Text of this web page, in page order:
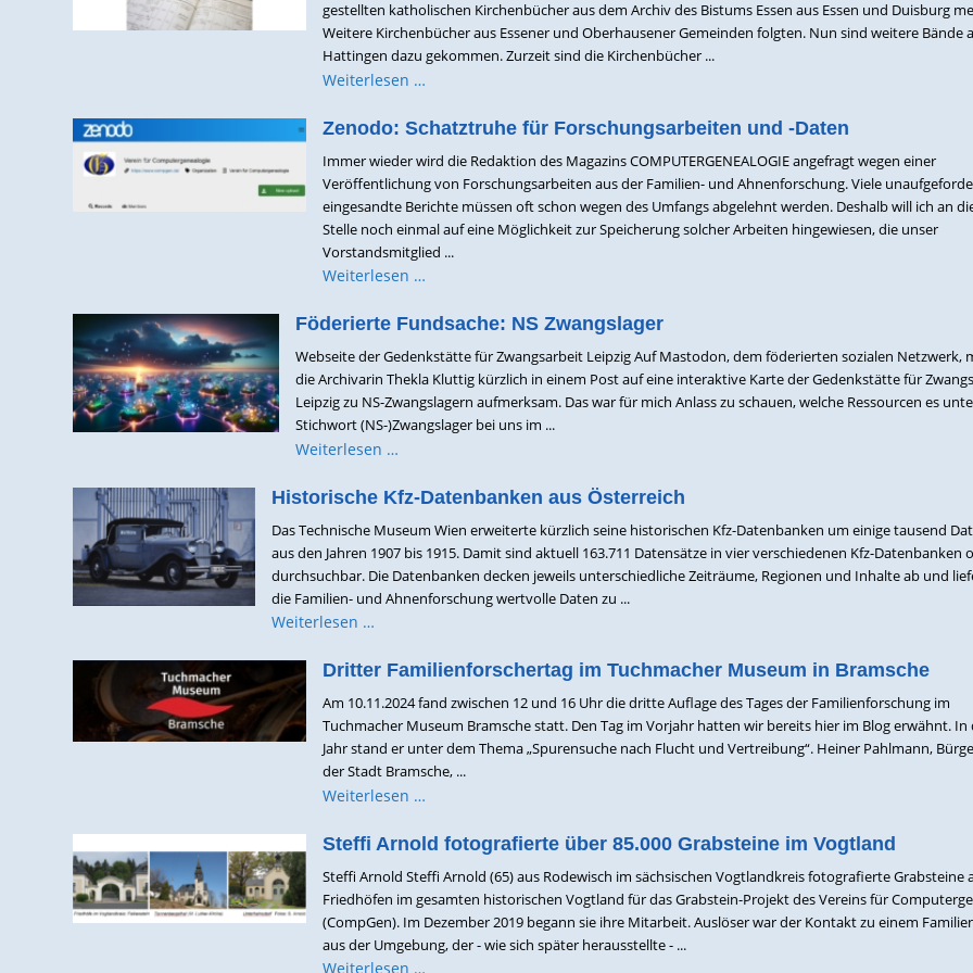
gestellten katholischen Kirchenbücher aus dem Archiv des Bistums Essen aus Essen und Duisburg
Weitere Kirchenbücher aus Essener und Oberhausener Gemeinden folgten. Nun sind weitere Bände
Hattingen dazu gekommen. Zurzeit sind die Kirchenbücher ...
Weiterlesen …
Zenodo: Schatztruhe für Forschungsarbeiten und -Daten
Immer wieder wird die Redaktion des Magazins COMPUTERGENEALOGIE angefragt wegen einer
Veröffentlichung von Forschungsarbeiten aus der Familien- und Ahnenforschung. Viele
eingesandte Berichte müssen oft schon wegen des Umfangs abgelehnt werden. Deshalb will ich an
Stelle noch einmal auf eine Möglichkeit zur Speicherung solcher Arbeiten hingewiesen, die unser
Vorstandsmitglied ...
Weiterlesen …
Föderierte Fundsache: NS Zwangslager
Webseite der Gedenkstätte für Zwangsarbeit Leipzig Auf Mastodon, dem föderierten sozialen Netzwerk,
die Archivarin Thekla Kluttig kürzlich in einem Post auf eine interaktive Karte der Gedenkstätte für
Leipzig zu NS-Zwangslagern aufmerksam. Das war für mich Anlass zu schauen, welche Ressourcen es
Stichwort (NS-)Zwangslager bei uns im ...
Weiterlesen …
Historische Kfz-Datenbanken aus Österreich
Das Technische Museum Wien erweiterte kürzlich seine historischen Kfz-Datenbanken um einige tausend
aus den Jahren 1907 bis 1915. Damit sind aktuell 163.711 Datensätze in vier verschiedenen Kfz-Datenbanken
durchsuchbar. Die Datenbanken decken jeweils unterschiedliche Zeiträume, Regionen und Inhalte ab und
die Familien- und Ahnenforschung wertvolle Daten zu ...
Weiterlesen …
Dritter Familienforschertag im Tuchmacher Museum in Bramsche
Am 10.11.2024 fand zwischen 12 und 16 Uhr die dritte Auflage des Tages der Familienforschung im
Tuchmacher Museum Bramsche statt. Den Tag im Vorjahr hatten wir bereits hier im Blog erwähnt. In
Jahr stand er unter dem Thema „Spurensuche nach Flucht und Vertreibung“. Heiner Pahlmann,
der Stadt Bramsche, ...
Weiterlesen …
Steffi Arnold fotografierte über 85.000 Grabsteine im Vogtland
Steffi Arnold Steffi Arnold (65) aus Rodewisch im sächsischen Vogtlandkreis fotografierte Grabsteine
Friedhöfen im gesamten historischen Vogtland für das Grabstein-Projekt des Vereins für
(CompGen). Im Dezember 2019 begann sie ihre Mitarbeit. Auslöser war der Kontakt zu einem
aus der Umgebung, der - wie sich später herausstellte - ...
Weiterlesen …